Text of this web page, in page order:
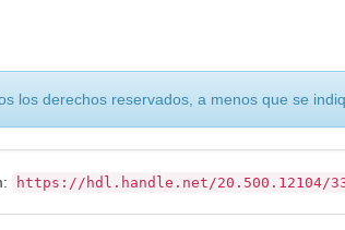
los derechos reservados, a menos que se
https://hdl.handle.net/20.500.12104/